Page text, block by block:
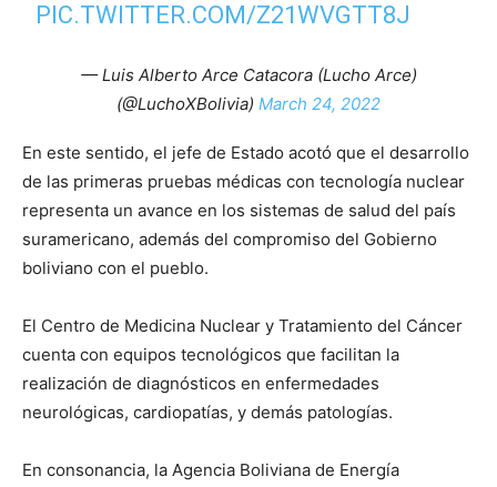
PIC.TWITTER.COM/Z21WVGTT8J
— Luis Alberto Arce Catacora (Lucho Arce)
(@LuchoXBolivia) March 24, 2022
En este sentido, el jefe de Estado acotó que el desarrollo
de las primeras pruebas médicas con tecnología nuclear
representa un avance en los sistemas de salud del país
suramericano, además del compromiso del Gobierno
boliviano con el pueblo.
El Centro de Medicina Nuclear y Tratamiento del Cáncer
cuenta con equipos tecnológicos que facilitan la
realización de diagnósticos en enfermedades
neurológicas, cardiopatías, y demás patologías.
En consonancia, la Agencia Boliviana de Energía